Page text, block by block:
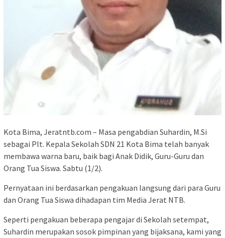
Kota Bima, Jeratntb.com – Masa pengabdian Suhardin, M.Si
sebagai Plt. Kepala Sekolah SDN 21 Kota Bima telah banyak
membawa warna baru, baik bagi Anak Didik, Guru-Guru dan
Orang Tua Siswa. Sabtu (1/2).
Pernyataan ini berdasarkan pengakuan langsung dari para Guru
dan Orang Tua Siswa dihadapan tim Media Jerat NTB.
Seperti pengakuan beberapa pengajar di Sekolah setempat,
Suhardin merupakan sosok pimpinan yang bijaksana, kami yang